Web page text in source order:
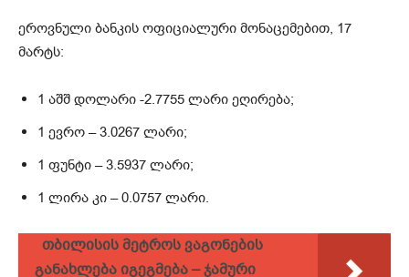
ეროვნული ბანკის ოფიციალური მონაცემებით, 17
მარტს:
1 აშშ დოლარი -2.7755 ლარი ეღირება;
1 ევრო – 3.0267 ლარი;
1 ფუნტი – 3.5937 ლარი;
1 ლირა კი – 0.0757 ლარი.
თბილისის მეტროს ვაგონების
განახლება იგეგმება – ჯამური